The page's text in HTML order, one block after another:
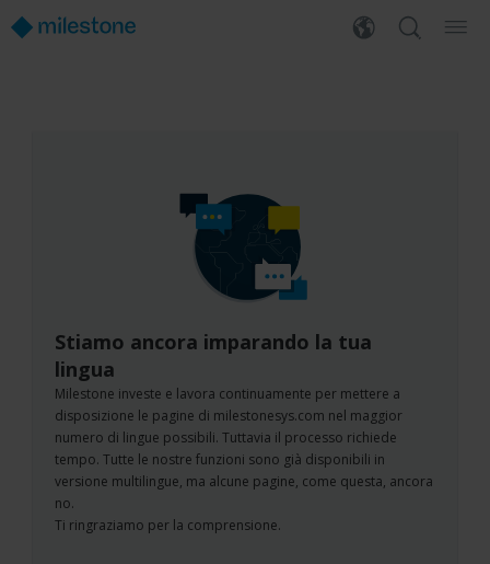
Stiamo ancora imparando la tua
lingua
Milestone investe e lavora continuamente per mettere a
disposizione le pagine di milestonesys.com nel maggior
numero di lingue possibili. Tuttavia il processo richiede
tempo. Tutte le nostre funzioni sono già disponibili in
versione multilingue, ma alcune pagine, come questa, ancora
no.
Ti ringraziamo per la comprensione.